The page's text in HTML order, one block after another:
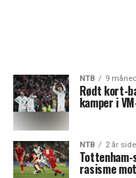
NTB 9
Rødt kort-
kamper i
NTB 2 år
rasisme